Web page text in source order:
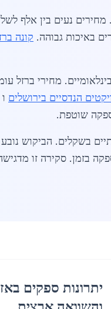
מחירים נעים בין אלף
באיכות גבוהה. קונה
לבינלאומיים. מחירי
הנדסיים בירושלים ו
שוטפת.
בשקלים. הביקוש
בזמן. סקירה זו
יתרונות ספקים